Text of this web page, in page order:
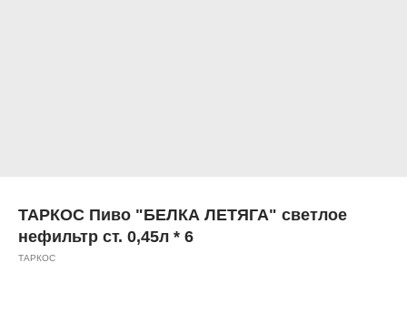
ТАРКОС Пиво "БЕЛКА ЛЕТЯГА" светлое
нефильтр ст. 0,45л * 6
ТАРКОС